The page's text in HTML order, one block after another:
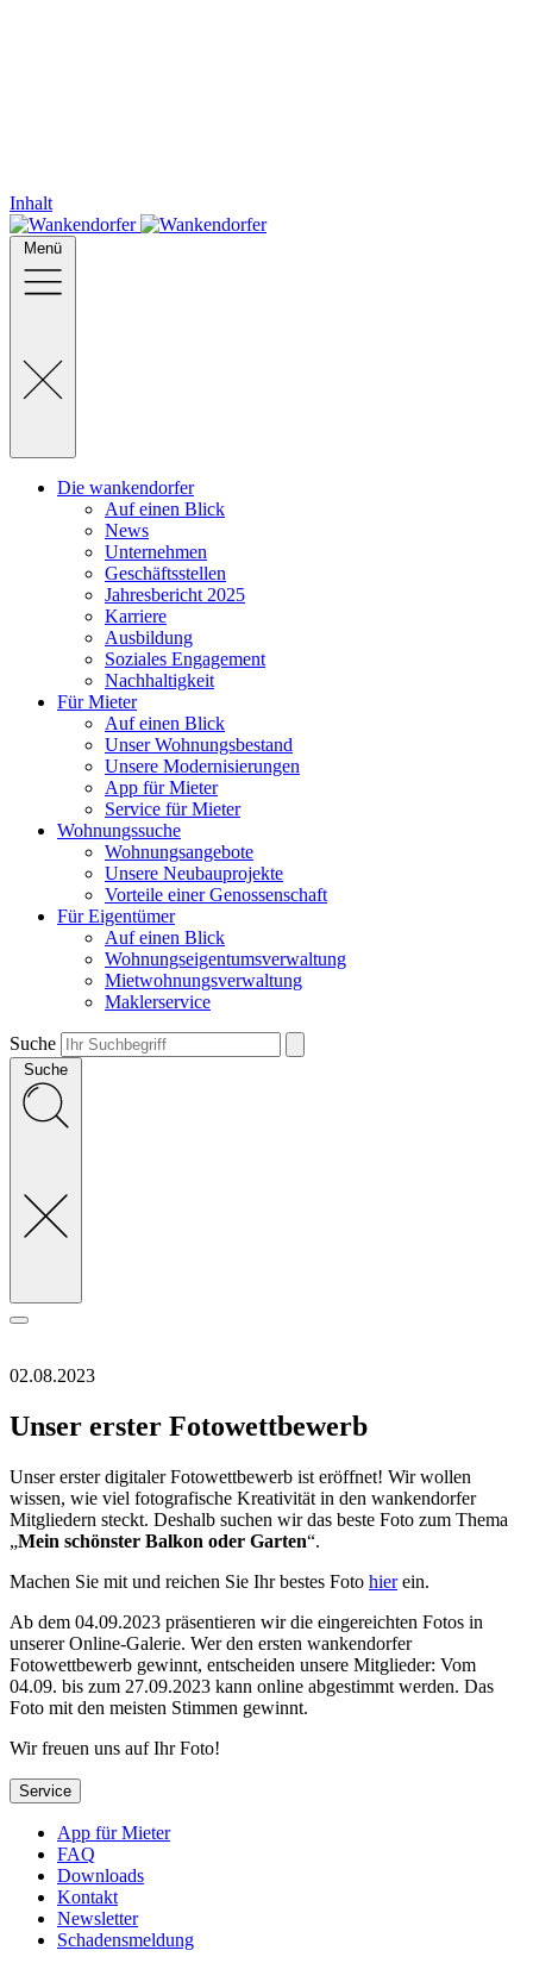
Inhalt
Menü
Die wankendorfer
Auf einen Blick
News
Unternehmen
Geschäftsstellen
Jahresbericht 2025
Karriere
Ausbildung
Soziales Engagement
Nachhaltigkeit
Für Mieter
Auf einen Blick
Unser Wohnungsbestand
Unsere Modernisierungen
App für Mieter
Service für Mieter
Wohnungssuche
Wohnungsangebote
Unsere Neubauprojekte
Vorteile einer Genossenschaft
Für Eigentümer
Auf einen Blick
Wohnungseigentumsverwaltung
Mietwohnungsverwaltung
Maklerservice
Suche
Suche
02.08.2023
Unser erster Fotowettbewerb
Unser erster digitaler Fotowettbewerb ist eröffnet! Wir wollen
wissen, wie viel fotografische Kreativität in den wankendorfer
Mitgliedern steckt. Deshalb suchen wir das beste Foto zum Thema
„Mein schönster Balkon oder Garten“.
Machen Sie mit und reichen Sie Ihr bestes Foto hierein.
Ab dem 04.09.2023 präsentieren wir die eingereichten Fotos in
unserer Online-Galerie. Wer den ersten wankendorfer
Fotowettbewerb gewinnt, entscheiden unsere Mitglieder: Vom
04.09. bis zum 27.09.2023 kann online abgestimmt werden. Das
Foto mit den meisten Stimmen gewinnt.
Wir freuen uns auf Ihr Foto!
Service
App für Mieter
FAQ
Downloads
Kontakt
Newsletter
Schadensmeldung